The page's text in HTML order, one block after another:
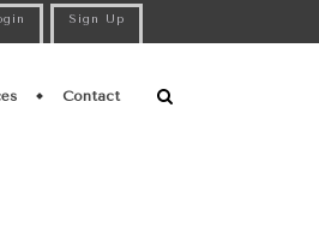
Sign Up
Contact